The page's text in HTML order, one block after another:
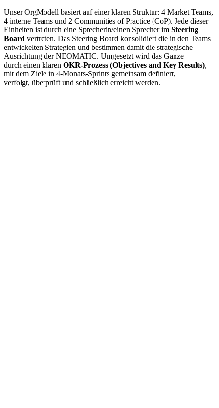
Unser OrgModell basiert auf einer klaren Struktur: 4 Market Teams,
4 interne Teams und 2 Communities of Practice (CoP). Jede dieser
Einheiten ist durch eine Sprecherin/einen Sprecher im Steering
Board vertreten. Das Steering Board konsolidiert die in den Teams
entwickelten Strategien und bestimmen damit die strategische
Ausrichtung der NEOMATIC. Umgesetzt wird das Ganze
durch einen klaren OKR-Prozess (Objectives and Key Results),
mit dem Ziele in 4-Monats-Sprints gemeinsam definiert,
verfolgt, überprüft und schließlich erreicht werden.